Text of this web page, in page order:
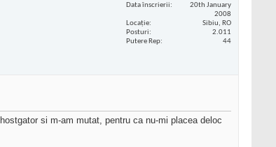
Data înscrierii
20th January
2008
Locaţie
Sibiu, RO
Posturi
2.011
Putere Rep
44
si m-am mutat, pentru ca nu-mi placea deloc